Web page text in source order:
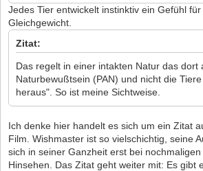
Jedes Tier entwickelt instinktiv ein Gefühl
Gleichgewicht.
Zitat:
Das regelt in einer intakten Natur das dort
Naturbewußtsein (PAN) und nicht die
heraus". So ist meine Sichtweise.
Ich denke hier handelt es sich um ein Zitat
Film. Wishmaster ist so vielschichtig, seine
sich in seiner Ganzheit erst bei
Hinsehen. Das Zitat geht weiter mit: Es gibt